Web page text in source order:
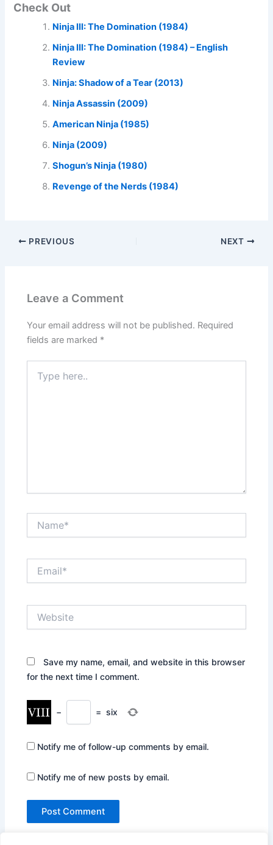
Check Out
Ninja III: The Domination (1984)
Ninja III: The Domination (1984) – English
Review
Ninja: Shadow of a Tear (2013)
Ninja Assassin (2009)
American Ninja (1985)
Ninja (2009)
Shogun’s Ninja (1980)
Revenge of the Nerds (1984)
PREVIOUS NEXT
Leave a Comment
Your email address will not be published. Required
fields are marked *
here..
Save my name, email, and website in this browser
for the next time I comment.
− = six
Notify me of follow-up comments by email.
Notify me of new posts by email.